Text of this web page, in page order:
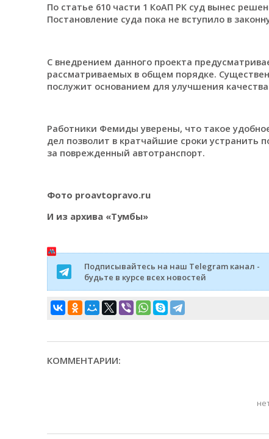
По статье 610 части 1 КоАП РК суд вынес
Постановление суда пока не вступило в
С внедрением данного проекта
рассматриваемых в общем порядке.
послужит основанием для улучшения
Работники Фемиды уверены, что такое
дел позволит в кратчайшие сроки устранить
за поврежденный автотранспорт.
Фото proavtopravo.ru
И из архива «Тумбы»
Подписывайтесь на наш Telegram канал -
будьте в курсе всех новостей
КОММЕНТАРИИ: